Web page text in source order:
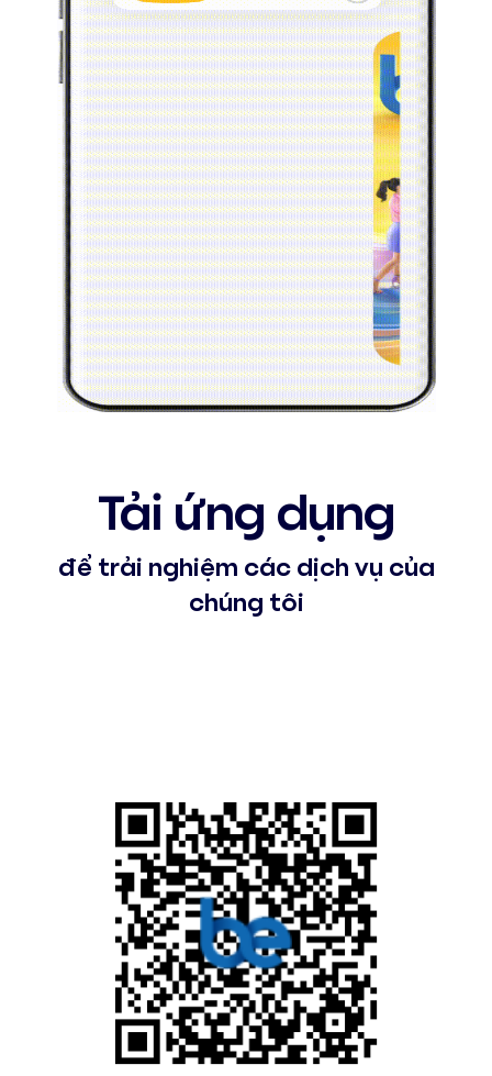
Tải ứng dụng
để trải nghiệm các dịch vụ của
chúng tôi